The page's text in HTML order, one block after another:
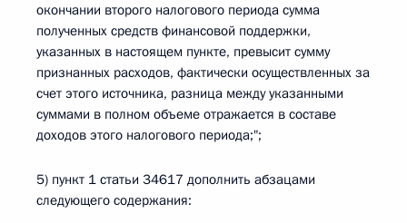
окончании второго налогового периода сумма
полученных средств финансовой поддержки,
указанных в настоящем пункте, превысит сумму
признанных расходов, фактически осуществленных за
счет этого источника, разница между указанными
суммами в полном объеме отражается в составе
доходов этого налогового периода;";
5) пункт 1 статьи 34617 дополнить абзацами
следующего содержания: